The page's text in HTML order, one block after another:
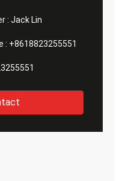
: Jack Lin
: +8618823255551